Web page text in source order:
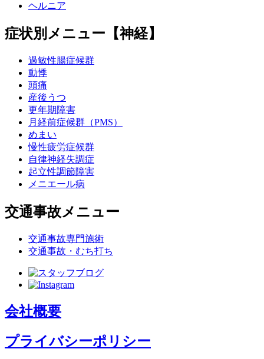
ヘルニア
症状別メニュー【神経】
過敏性腸症候群
動悸
頭痛
産後うつ
更年期障害
月経前症候群（PMS）
めまい
慢性疲労症候群
自律神経失調症
起立性調節障害
メニエール病
交通事故メニュー
交通事故専門施術
交通事故・むち打ち
会社概要
プライバシーポリシー